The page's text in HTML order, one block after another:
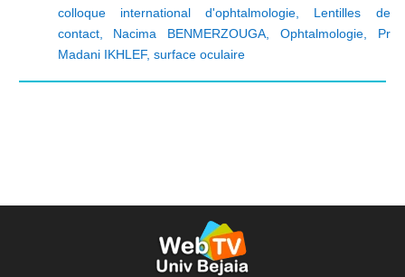
colloque international d'ophtalmologie
Lentilles de
contact, Nacima BENMERZOUGA Ophtalmologie, Pr
Madani IKHLEF, surface oculaire